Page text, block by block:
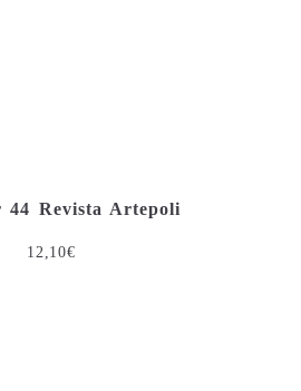
44 Revista Artepoli
12,10€